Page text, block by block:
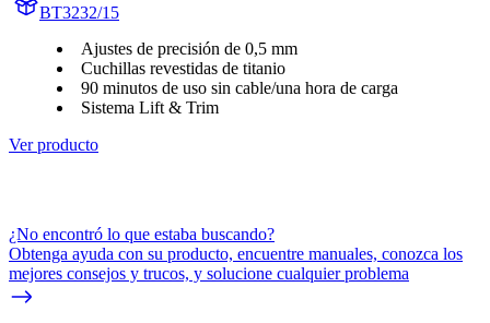
BT3232/15
Ajustes de precisión de 0,5 mm
Cuchillas revestidas de titanio
90 minutos de uso sin cable/una hora de carga
Sistema Lift & Trim
Ver producto
¿No encontró lo que estaba buscando?
Obtenga ayuda con su producto, encuentre manuales, conozca los
mejores consejos y trucos, y solucione cualquier problema